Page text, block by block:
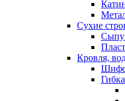
Сухие
Кровля,